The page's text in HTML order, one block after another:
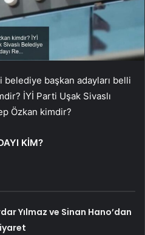
başkan adayları belli
İYİ Parti Uşak Sivaslı
Özkan kimdir?
KİM?
Yılmaz ve Sinan Hano’dan